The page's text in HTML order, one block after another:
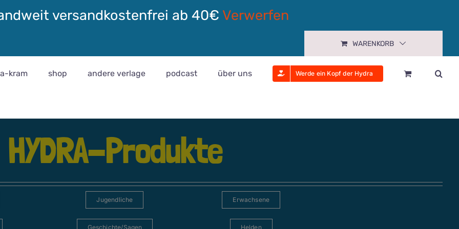
versandkostenfrei ab 40€ Verwerfen
WARENKORB
kram shop andere verlage podcast über uns Werde ein Kopf der Hydra
HYDRA-Produkte
Jugendliche Erwachsene
Geschichte/Sagen Helden